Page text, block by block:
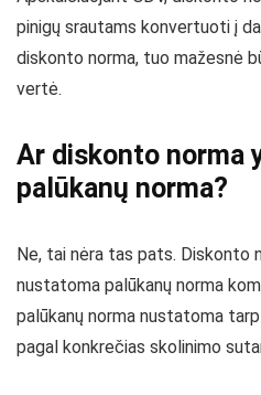
pinigų srautams konvertuoti į
diskonto norma, tuo mažesnė
vertė.
Ar diskonto norma
palūkanų norma?
Ne, tai nėra tas pats. Diskonto
nustatoma palūkanų norma
palūkanų norma nustatoma
pagal konkrečias skolinimo